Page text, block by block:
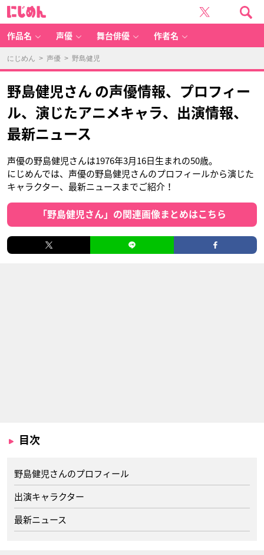
作品名 声優 舞台俳優 作者名
にじめん > 声優 > 野島健児
野島健児さん の声優情報、プロフィー
ル、演じたアニメキャラ、出演情報、
最新ニュース
声優の野島健児さんは1976年3月16日生まれの50歳。
にじめんでは、声優の野島健児さんのプロフィールから演じた
キャラクター、最新ニュースまでご紹介！
「野島健児さん」の関連画像まとめはこちら
目次
野島健児さんのプロフィール
出演キャラクター
最新ニュース